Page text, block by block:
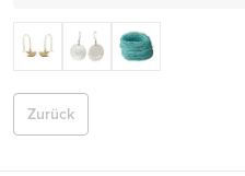
Zurück